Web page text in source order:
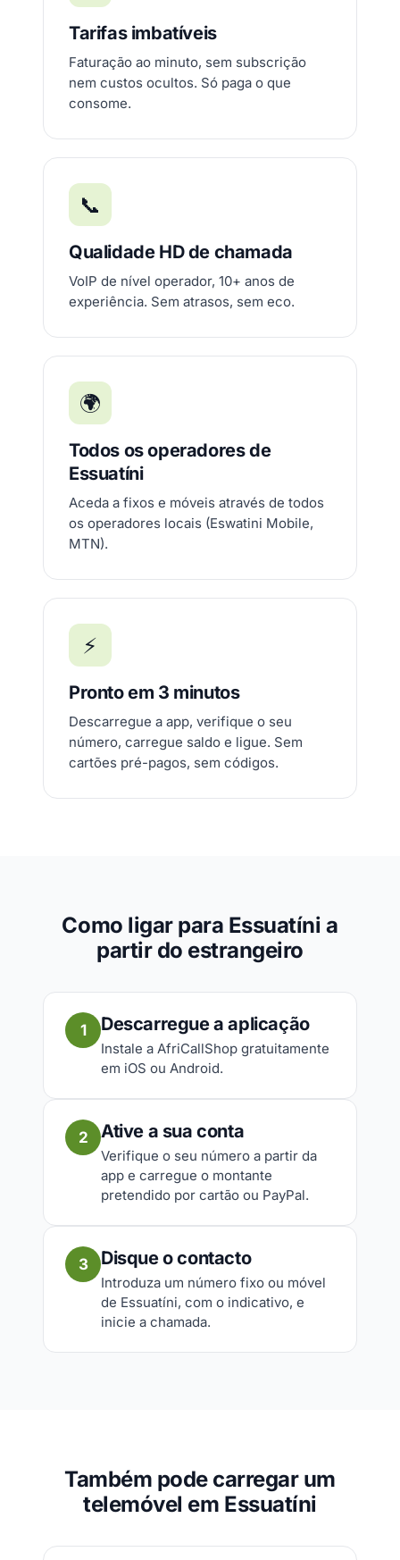
Tarifas imbatíveis
Faturação ao minuto, sem subscrição
nem custos ocultos. Só paga o que
consome.
📞
Qualidade HD de chamada
VoIP de nível operador, 10+ anos de
experiência. Sem atrasos, sem eco.
🌍
Todos os operadores de
Essuatíni
Aceda a fixos e móveis através de todos
os operadores locais (Eswatini Mobile,
MTN).
⚡
Pronto em 3 minutos
Descarregue a app, verifique o seu
número, carregue saldo e ligue. Sem
cartões pré-pagos, sem códigos.
Como ligar para Essuatíni a
partir do estrangeiro
1 Descarregue a aplicação
Instale a AfriCallShop gratuitamente
em iOS ou Android.
2 Ative a sua conta
Verifique o seu número a partir da
app e carregue o montante
pretendido por cartão ou PayPal.
3 Disque o contacto
Introduza um número fixo ou móvel
de Essuatíni, com o indicativo, e
inicie a chamada.
Também pode carregar um
telemóvel em Essuatíni